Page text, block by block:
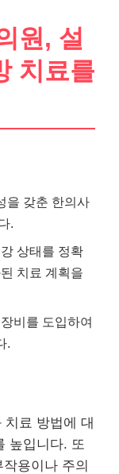
원, 설
치료를
을 갖춘 한의사
.
상태를 정확
치료 계획을
비를 도입하여
.
료 방법에 대
높입니다. 또
용이나 주의